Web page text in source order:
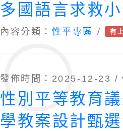
多國語言求救
英、越、印、
內容分類： 性平專區 / 有
發佈時間：2025-12-23 /
性別平等教育
學教案設計甄